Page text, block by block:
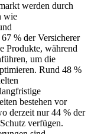
werden durch
wie
% der Versicherer
Produkte, während
um die
Rund 48 %
bestehen vor
derzeit nur 44 % der
verfügen.